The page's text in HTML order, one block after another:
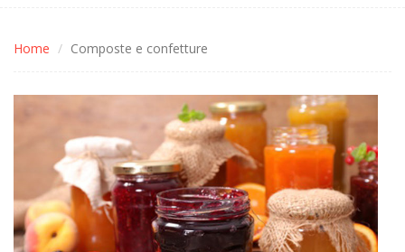
Home Composte e confetture